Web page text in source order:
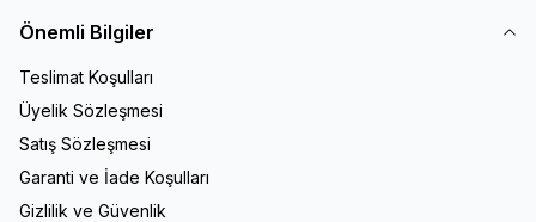
Önemli Bilgiler
Teslimat Koşulları
Üyelik Sözleşmesi
Satış Sözleşmesi
Garanti ve İade Koşulları
Gizlilik ve Güvenlik